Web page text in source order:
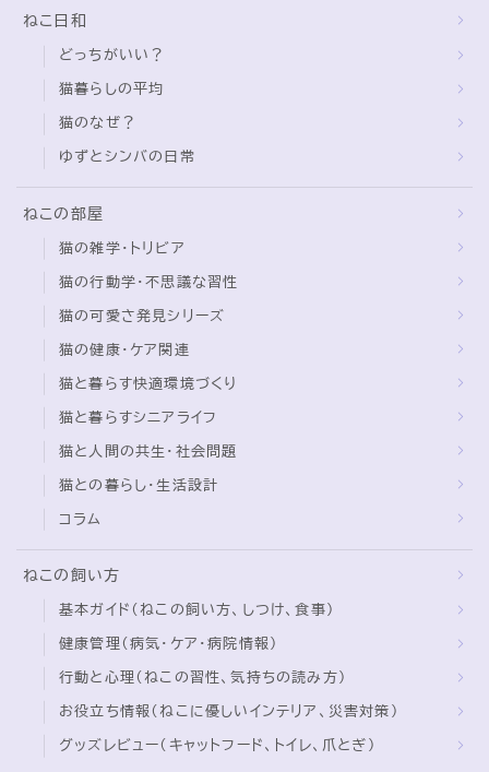
Follow Me
ねこ日和
どっちがいい？
猫暮らしの平均
猫のなぜ？
ゆずとシンバの日常
ねこの部屋
猫の雑学・トリビア
猫の行動学・不思議な習性
猫の可愛さ発見シリーズ
猫の健康・ケア関連
猫と暮らす快適環境づくり
猫と暮らすシニアライフ
猫と人間の共生・社会問題
猫との暮らし・生活設計
コラム
ねこの飼い方
基本ガイド（ねこの飼い方、しつけ、食事）
健康管理（病気・ケア・病院情報）
行動と心理（ねこの習性、気持ちの読み方）
お役立ち情報（ねこに優しいインテリア、災害対策）
グッズレビュー（キャットフード、トイレ、爪とぎ）